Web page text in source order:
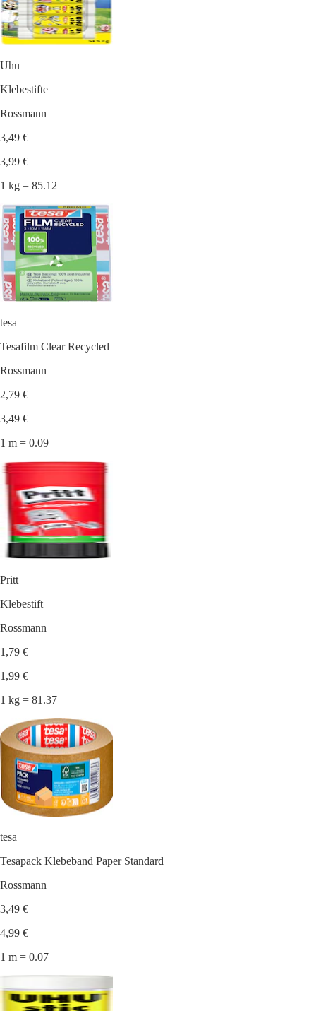
Uhu
Klebestifte
Rossmann
3,49 €
3,99 €
1 kg = 85.12
tesa
Tesafilm Clear Recycled
Rossmann
2,79 €
3,49 €
1 m = 0.09
Pritt
Klebestift
Rossmann
1,79 €
1,99 €
1 kg = 81.37
tesa
Tesapack Klebeband Paper Standard
Rossmann
3,49 €
4,99 €
1 m = 0.07